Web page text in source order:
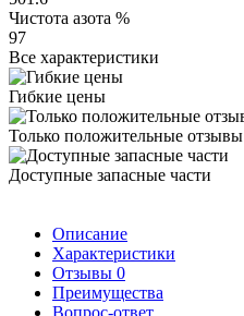
Чистота азота %
97
Все характеристики
Гибкие цены
Только положительные отзывы
Доступные запасные части
Описание
Характеристики
Отзывы 0
Преимущества
Вопрос-ответ